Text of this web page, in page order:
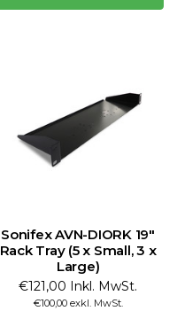
Sonifex AVN-DIORK 19"
Rack Tray (5 x Small, 3 x
Large)
€121,00 Inkl. MwSt.
€100,00 exkl. MwSt.